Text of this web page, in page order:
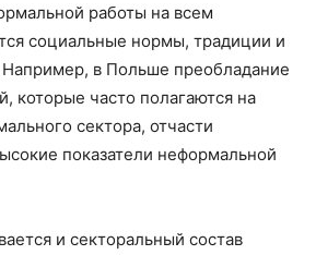
работы на всем
социальные нормы, традиции и
Например, в Польше преобладание
которые часто полагаются на
сектора, отчасти
показатели неформальной
и секторальный состав